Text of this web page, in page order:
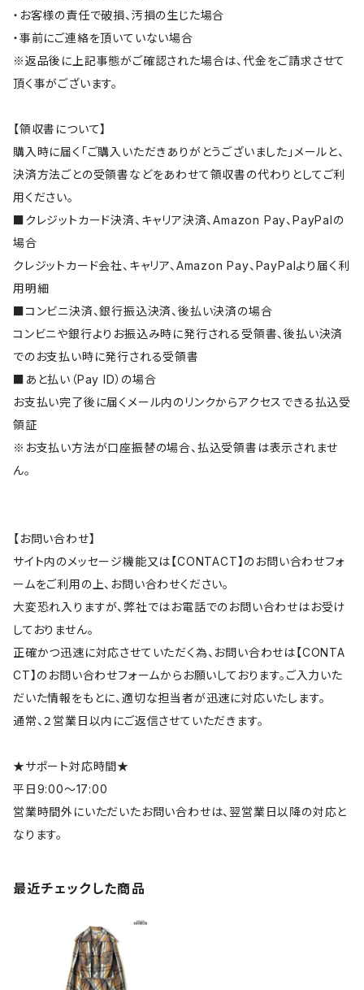
・お客様の責任で破損、汚損の生じた場合
・事前にご連絡を頂いていない場合
※返品後に上記事態がご確認された場合は、代金をご請求させて
頂く事がございます。
【領収書について】
購入時に届く「ご購入いただきありがとうございました」メールと、
決済方法ごとの受領書などをあわせて領収書の代わりとしてご利
用ください。
■クレジットカード決済、キャリア決済、Amazon Pay、PayPalの
場合
クレジットカード会社、キャリア、Amazon Pay、PayPalより届く利
用明細
■コンビニ決済、銀行振込決済、後払い決済の場合
コンビニや銀行よりお振込み時に発行される受領書、後払い決済
でのお支払い時に発行される受領書
■あと払い（Pay ID）の場合
お支払い完了後に届くメール内のリンクからアクセスできる払込受
領証
※お支払い方法が口座振替の場合、払込受領書は表示されませ
ん。
【お問い合わせ】
サイト内のメッセージ機能又は【CONTACT】のお問い合わせフォ
ームをご利用の上、お問い合わせください。
大変恐れ入りますが、弊社ではお電話でのお問い合わせはお受け
しておりません。
正確かつ迅速に対応させていただく為、お問い合わせは【CONTA
CT】のお問い合わせフォームからお願いしております。ご入力いた
だいた情報をもとに、適切な担当者が迅速に対応いたします。
通常、２営業日以内にご返信させていただきます。
★サポート対応時間★
平日9:00～17:00
営業時間外にいただいたお問い合わせは、翌営業日以降の対応と
なります。
最近チェックした商品